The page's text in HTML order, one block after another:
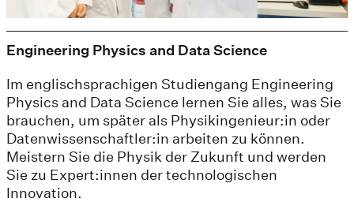
Engineering Physics and Data Science
Im englischsprachigen Studiengang Engineering
Physics and Data Science lernen Sie alles, was Sie
brauchen, um später als Physikingenieur:in oder
Datenwissenschaftler:in arbeiten zu können.
Meistern Sie die Physik der Zukunft und werden
Sie zu Expert:innen der technologischen
Innovation.